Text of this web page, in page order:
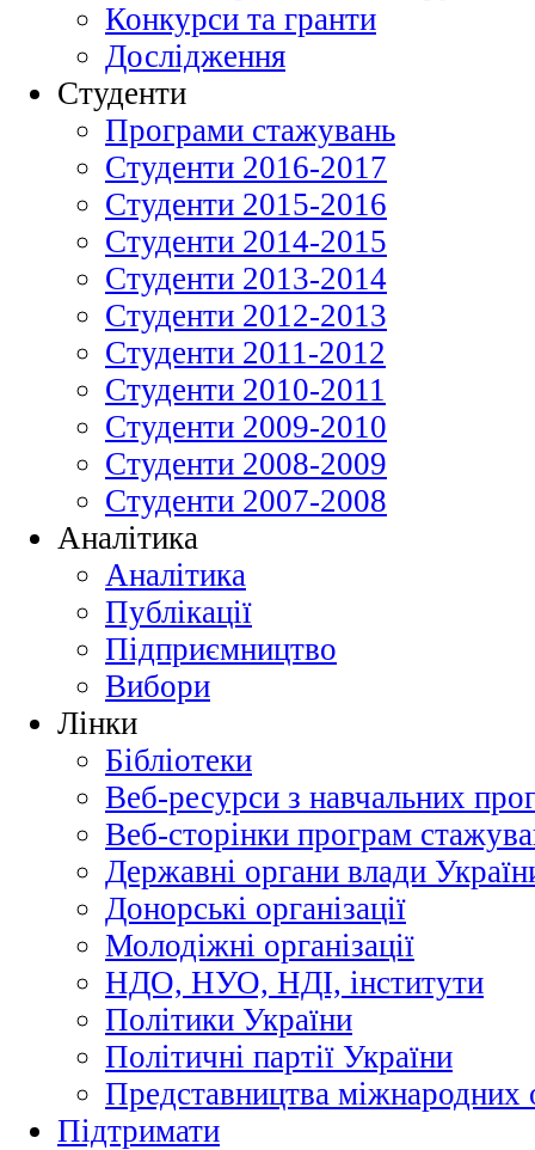
Конкурси та гранти
Дослідження
Студенти
Програми стажувань
Студенти 2016-2017
Студенти 2015-2016
Студенти 2014-2015
Студенти 2013-2014
Студенти 2012-2013
Студенти 2011-2012
Студенти 2010-2011
Студенти 2009-2010
Студенти 2008-2009
Студенти 2007-2008
Аналітика
Аналітика
Публікації
Підприємництво
Вибори
Лінки
Бібліотеки
Веб-ресурси з навчальних
Веб-сторінки програм
Державні органи влади
Донорські організації
Молодіжні організації
НДО, НУО, НДІ, інститути
Політики України
Політичні партії України
Представництва міжнародних
Підтримати